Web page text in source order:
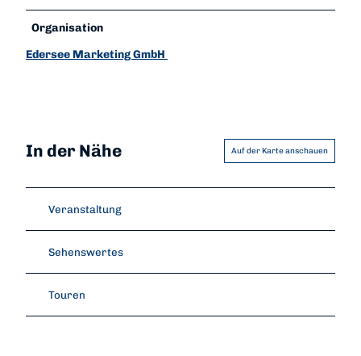
Organisation
Edersee Marketing GmbH
In der Nähe Auf der Karte anschauen
Veranstaltung
Sehenswertes
Touren